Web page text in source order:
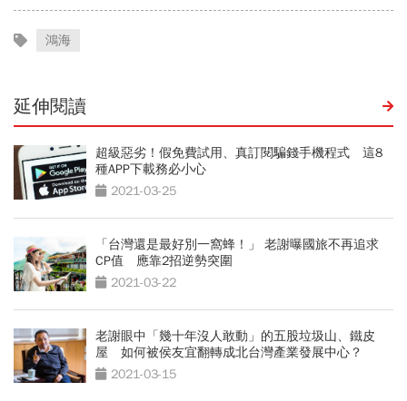
鴻海
延伸閱讀
超級惡劣！假免費試用、真訂閱騙錢手機程式 這8
種APP下載務必小心
2021-03-25
「台灣還是最好別一窩蜂！」 老謝曝國旅不再追求
CP值 應靠2招逆勢突圍
2021-03-22
老謝眼中「幾十年沒人敢動」的五股垃圾山、鐵皮
屋 如何被侯友宜翻轉成北台灣產業發展中心？
2021-03-15